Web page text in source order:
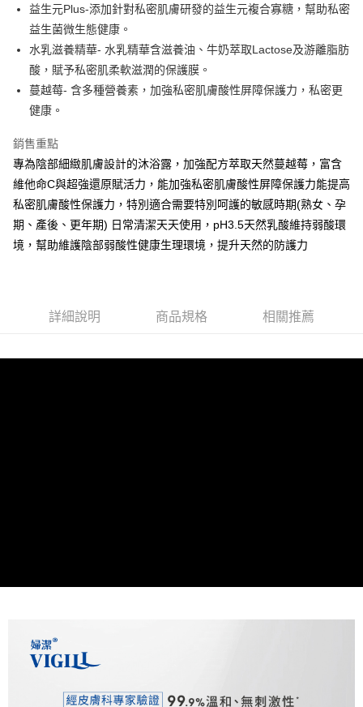
法說明評估內容。
【繳款方式說明】
1.分期款項不併入電信帳單，「大哥付你分期」於每月結算日後寄送繳費提
醒簡訊。
2.透過簡訊連結打開帳單後，可選擇「超商條碼／台灣大直營門市／銀行轉
帳／街口支付／iPASS MONEY」等通路繳費。
【注意事項】
用戶於交易時，得透過本服務購買商品或服務，並由商店將買賣／分期付款
買賣價金債權讓與本公司後，依約使用本公司帳單繳交帳款。
資料（包含姓名、電話或地址）提供予台灣大哥大進項蒐集、處理及利用，
由本公司與您本人進行分期帳單所需資料之確認、核對及更正。
3.完整用戶服務條款，請詳閱以下連結：https://oppay.tw/userRule
２．便利：只要手機號碼，簡訊認證，即可結帳。
３．安心：先確認商品／服務後，再付款。
【「AFTEE先享後付」結帳流程】
１．於結帳方式選擇「AFTEE先享後付」後，將跳轉至「AFTEE先享後付」
２．訂單成立數日內，您將收到繳費通知簡訊。
３．收到繳費通知簡訊後14天內，點擊此簡訊中的連結，可透過四大超商／
※ 請注意：結帳手續完成當下不需立刻繳費，但若您需要取消訂單，請聯絡
購買商品的店家。未經商家同意取消之訂單仍視為有效，需透過AFTEE先享
後付繳納相關費用。
※ 交易是否成功請以「AFTEE先享後付 」之結帳頁面顯示為準，若有關於
是否繳費成功／繳費後需取消欲退款等相關疑問，請聯繫「AFTEE先享後付
客戶支援中心」https://netprotections.freshdesk.com/support/home
【注意事項】
https://aftee.tw/terms/#terms3
任。
全家取貨付款
每筆NT$65，滿NT$899(含以上)免運費
7-11取貨付款
每筆NT$85，滿NT$899(含以上)免運費
益生元Plus-添加針對私密肌膚研發的益生元複合寡糖，幫助私密
益生菌微生態健康。
水乳滋養精華- 水乳精華含滋養油、牛奶萃取Lactose及游離脂肪
酸，賦予私密肌柔軟滋潤的保護膜。
蔓越莓- 含多種營養素，加強私密肌膚酸性屏障保護力，私密更
健康。
銷售重點
專為陰部細緻肌膚設計的沐浴露，加強配方萃取天然蔓越莓，富含
維他命C與超強還原賦活力，能加強私密肌膚酸性屏障保護力能提高
私密肌膚酸性保護力，特別適合需要特別呵護的敏感時期(熟女、孕
期、產後、更年期) 日常清潔天天使用，pH3.5天然乳酸維持弱酸環
境，幫助維護陰部弱酸性健康生理環境，提升天然的防護力
詳細說明 商品規格 相關推薦